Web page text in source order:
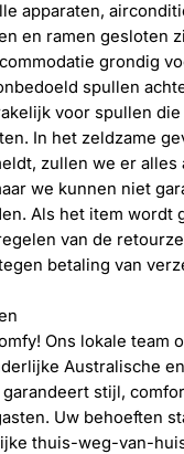
apparaten,
en ramen gesloten
grondig
spullen
voor spullen
In het zeldzame
zullen we er alles
we kunnen niet
Als het item wordt
van de
betaling van
Ons lokale team
Australische
stijl,
Uw behoeften
thuis-weg-van-